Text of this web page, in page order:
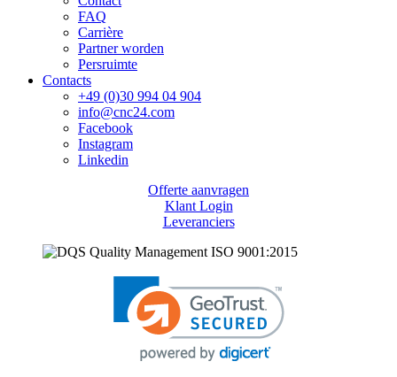
FAQ
Carrière
Partner worden
Persruimte
Contacts
+49 (0)30 994 04 904
info@cnc24.com
Facebook
Instagram
Linkedin
Offerte aanvragen
Klant Login
Leveranciers